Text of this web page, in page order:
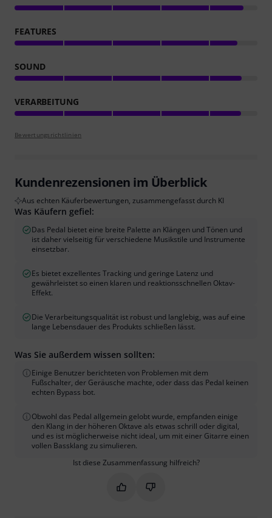
FEATURES
SOUND
VERARBEITUNG
Bewertungsrichtlinien
Kundenrezensionen im Überblick
Aus echten Käuferbewertungen, zusammengefasst durch KI
Was Käufern gefiel:
Das Pedal bietet eine breite Palette an Klängen und Tönen und
ist daher vielseitig für verschiedene Musikstile und Instrumente
einsetzbar.
Es bietet exzellentes Tracking und geringe Latenz und
gewährleistet so einen klaren und reaktionsschnellen Oktav-
Effekt.
Die Verarbeitungsqualität ist robust und langlebig, was auf eine
lange Lebensdauer des Produkts schließen lässt.
Was Sie außerdem wissen sollten:
Einige Benutzer berichteten von Problemen mit dem
Fußschalter, der Geräusche machte, oder dass das Pedal keinen
echten Bypass bot.
Obwohl das Pedal allgemein gelobt wurde, empfanden einige
den Klang in der höheren Oktave als etwas schrill oder digital,
und es ist möglicherweise nicht ideal, um mit einer Gitarre einen
vollen Bassklang zu simulieren.
Ist diese Zusammenfassung hilfreich?
Markieren Sie diese
Markieren Sie diese